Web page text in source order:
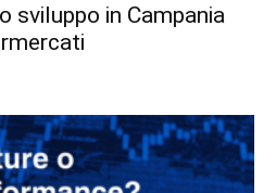
sviluppo in Campania